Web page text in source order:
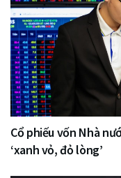
Cổ phiếu vốn Nhà
‘xanh vỏ, đỏ lòng’